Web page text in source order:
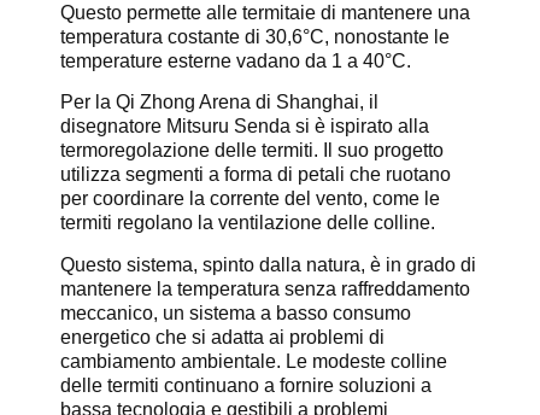
Questo permette alle termitaie di mantenere una
temperatura costante di 30,6°C, nonostante le
temperature esterne vadano da 1 a 40°C.
Per la Qi Zhong Arena di Shanghai, il
disegnatore Mitsuru Senda si è ispirato alla
termoregolazione delle termiti. Il suo progetto
utilizza segmenti a forma di petali che ruotano
per coordinare la corrente del vento, come le
termiti regolano la ventilazione delle colline.
Questo sistema, spinto dalla natura, è in grado di
mantenere la temperatura senza raffreddamento
meccanico, un sistema a basso consumo
energetico che si adatta ai problemi di
cambiamento ambientale. Le modeste colline
delle termiti continuano a fornire soluzioni a
bassa tecnologia e gestibili a problemi